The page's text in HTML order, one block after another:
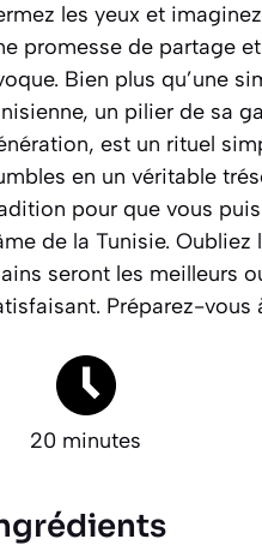
les yeux et
promesse de partage
Bien plus qu’une
un pilier de sa
est un rituel
en un véritable
pour que vous
de la Tunisie.
seront les meilleurs
Préparez-vous
20 minutes